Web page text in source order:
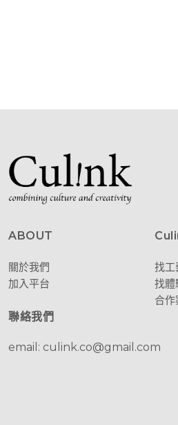
ABOUT
關於我們
加入平台
找工
找體
合作
聯絡我們
email: culink.co@gmail.com